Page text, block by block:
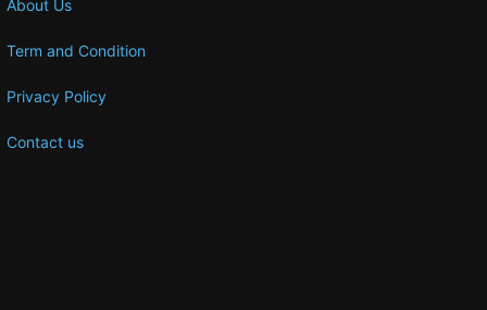
About Us
Term and Condition
Privacy Policy
Contact us